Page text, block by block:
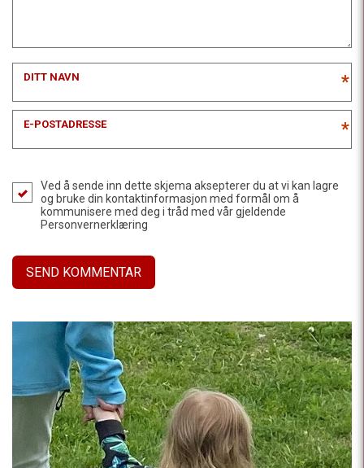
DITT NAVN *
E-POSTADRESSE *
Ved å sende inn dette skjema aksepterer du at vi kan lagre
og bruke din kontaktinformasjon med formål om å
kommunisere med deg i tråd med vår gjeldende
Personvernerklæring